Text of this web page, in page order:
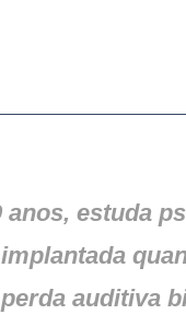
anos, estuda
auditiva